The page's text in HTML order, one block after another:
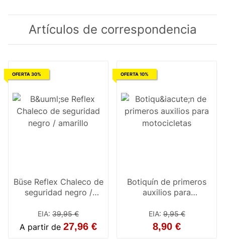
Artículos de correspondencia
OFERTA 30%
Büse Reflex Chaleco de
seguridad negro /
EIA: 39,95 €
A partir de 27,96 €
OFERTA 10%
Botiquín de primeros
auxilios para
EIA:9,95 €
8,90 €